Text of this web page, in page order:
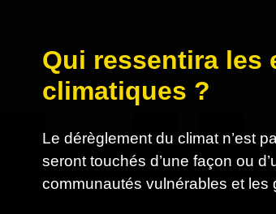
Qui ressentira les
climatiques ?
Le dérèglement du climat n’est
seront touchés d’une façon ou
communautés vulnérables et